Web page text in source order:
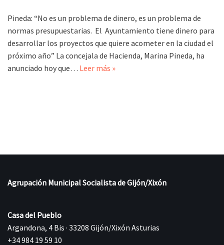
Pineda: “No es un problema de dinero, es un problema de
normas presupuestarias. El Ayuntamiento tiene dinero para
desarrollar los proyectos que quiere acometer en la ciudad el
próximo año” La concejala de Hacienda, Marina Pineda, ha
anunciado hoy que… Leer más »
Agrupación Municipal Socialista de Gijón/Xixón
Casa del Pueblo
Argandona, 4 Bis · 33208 Gijón/Xixón Asturias
+34 984 19 59 10